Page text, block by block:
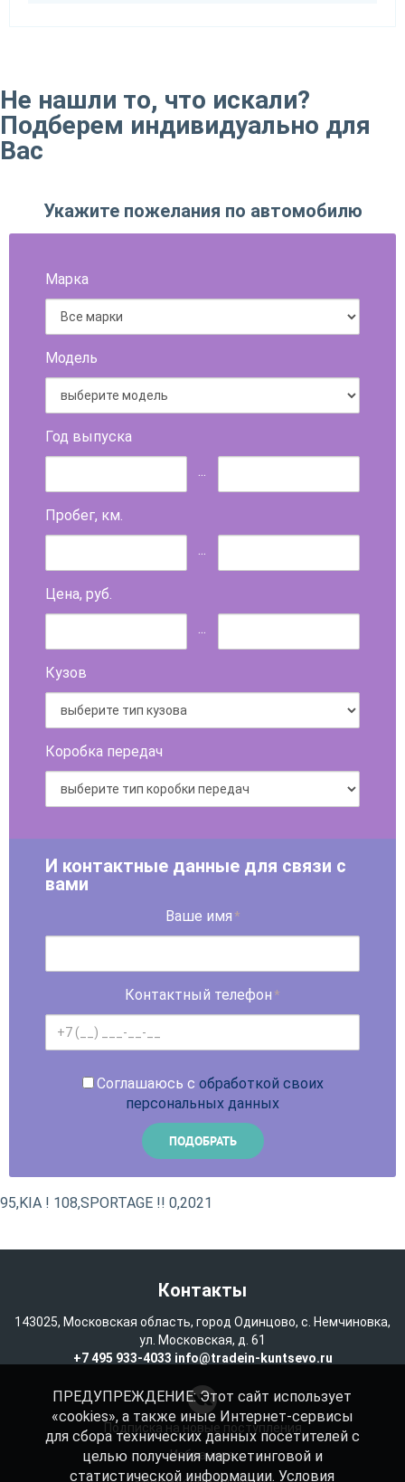
Не нашли то, что искали?
Подберем индивидуально для
Вас
Укажите пожелания по автомобилю
Марка
Модель
Год выпуска
...
Пробег, км.
...
Цена, руб.
...
Кузов
Коробка передач
И контактные данные для связи с
вами
Ваше имя *
Контактный телефон *
Соглашаюсь с обработкой своих
персональных данных
95,KIA ! 108,SPORTAGE !! 0,2021
Контакты
143025, Московская область, город Одинцово, с. Немчиновка,
ул. Московская, д. 61
+7 495 933-4033 info@tradein-kuntsevo.ru
Подписка на новые поступления
Избранное
ПРЕДУПРЕЖДЕНИЕ: Этот сайт использует
«cookies», а также иные Интернет-сервисы
для сбора технических данных посетителей с
целью получения маркетинговой и
статистической информации. Условия